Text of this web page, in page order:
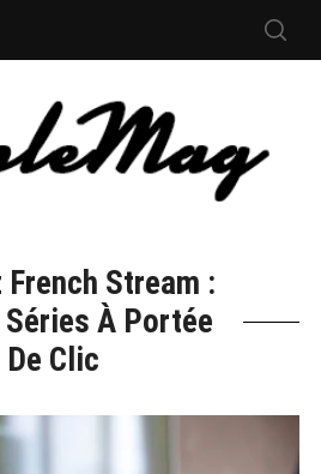
French Stream :
À Portée
De Clic